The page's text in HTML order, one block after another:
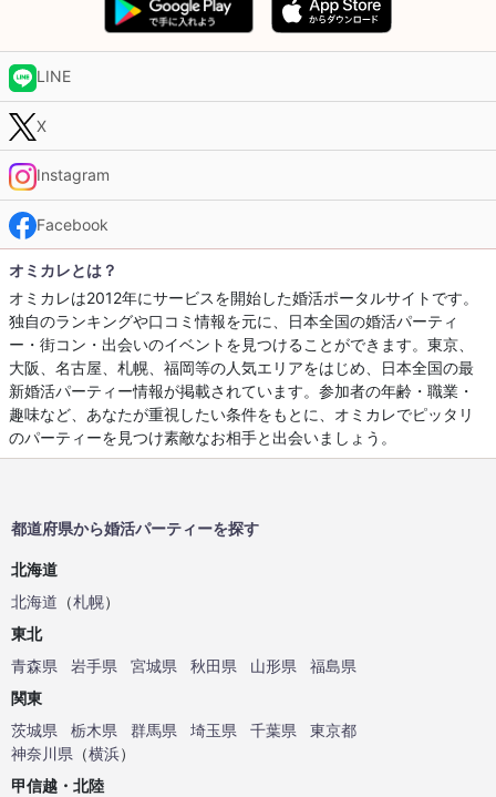
LINE
X
Instagram
Facebook
オミカレとは？
オミカレは2012年にサービスを開始した婚活ポータルサイトです。
独自のランキングや口コミ情報を元に、日本全国の婚活パーティ
ー・街コン・出会いのイベントを見つけることができます。東京、
大阪、名古屋、札幌、福岡等の人気エリアをはじめ、日本全国の最
新婚活パーティー情報が掲載されています。参加者の年齢・職業・
趣味など、あなたが重視したい条件をもとに、オミカレでピッタリ
のパーティーを見つけ素敵なお相手と出会いましょう。
都道府県から婚活パーティーを探す
北海道
北海道 （札幌）
東北
青森県
岩手県 宮城県 秋田県 山形県
福島県
関東
茨城県
栃木県 群馬県 埼玉県 千葉県
東京都
神奈川県 （横浜）
甲信越・北陸